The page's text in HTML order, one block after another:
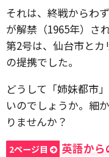
それは、終戦からわ
が解禁（1965年）さ
第2号は、仙台市と
の提携でした。
どうして「姉妹都市
いのでしょうか。細
りませんか？
2ページ目 英語から